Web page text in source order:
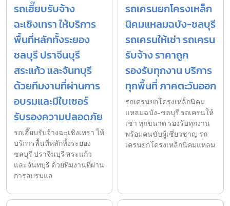
รถเฮี๊ยบรับจ้าง
ฉะเชิงเทรา ให้บริการ
พื้นที่หลักทั้งระยอง
ชลบุรี ปราจีนบุรี
สระแก้ว และจันทบุรี
ด้วยทีมงานที่ผ่านการ
อบรมและมีใบเซอร์
รับรองความปลอดภัย
รถเฮี๊ยบรับจ้างฉะเชิงเทรา ให้
บริการพื้นที่หลักทั้งระยอง
ชลบุรี ปราจีนบุรี สระแก้ว
และจันทบุรี ด้วยทีมงานที่ผ่าน
การอบรมแล
รถเครนยกโครงเหล็ก
นิคมแหลมฉบัง-ชลบุรี
รถเครนให้เช่า รถเครน
รับจ้าง ราคาถูก
รองรับทุกงาน บริการ
ทุกพื้นที่ ภาคตะวันออก
รถเครนยกโครงเหล็กนิคม
แหลมฉบัง-ชลบุรี รถเครนให้
เช่า ทุกขนาด รองรับทุกงาน
พร้อมคนขับผู้เชี่ยวชาญ รถ
เครนยกโครงเหล็กนิคมแหลม